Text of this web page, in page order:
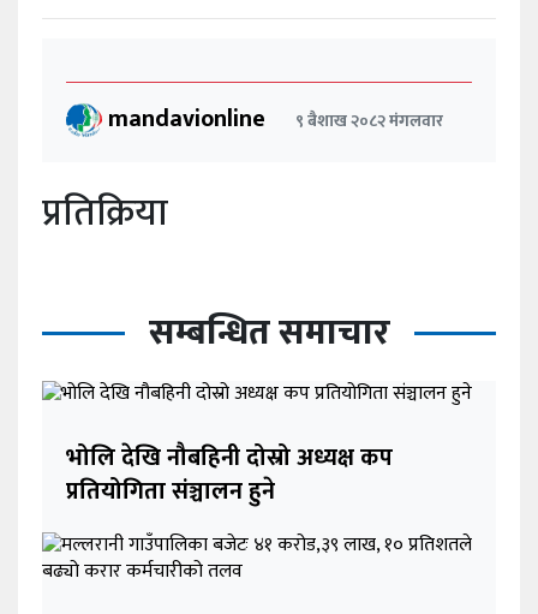
mandavionline ९ बैशाख २०८२ मंगलवार
प्रतिक्रिया
सम्बन्धित समाचार
भोलि देखि नौबहिनी दोस्रो अध्यक्ष कप
प्रतियोगिता संञ्चालन हुने